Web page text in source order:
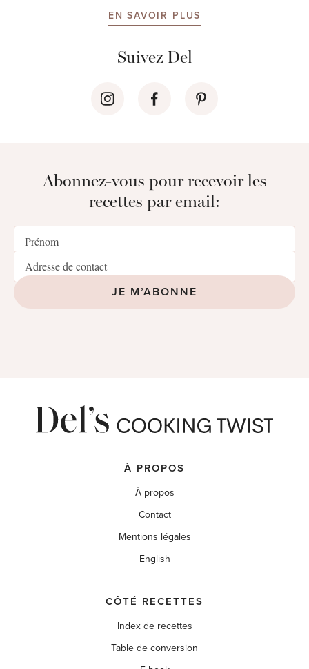
EN SAVOIR PLUS
Suivez Del
Abonnez-vous pour recevoir les
recettes par email:
JE M’ABONNE
À PROPOS
À propos
Contact
Mentions légales
English
CÔTÉ RECETTES
Index de recettes
Table de conversion